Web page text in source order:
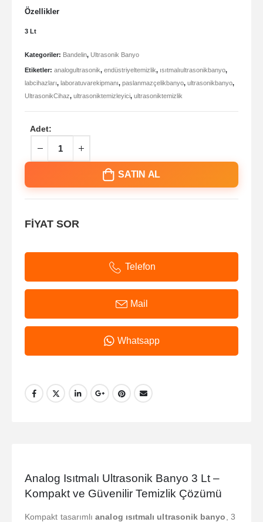
Özellikler
3 Lt
Kategoriler: Bandelin, Ultrasonik Banyo
Etiketler: analogultrasonik, endüstriyeltemizlik, ısıtmalıultrasonikbanyo,
labcihazları, laboratuvarekipmanı, paslanmazçelikbanyo, ultrasonikbanyo,
UltrasonikCihaz, ultrasoniktemizleyici, ultrasoniktemizlik
Adet:
SATIN AL
FİYAT SOR
Telefon
Mail
Whatsapp
Analog Isıtmalı Ultrasonik Banyo 3 Lt –
Kompakt ve Güvenilir Temizlik Çözümü
Kompakt tasarımlıanalog ısıtmalı ultrasonik banyo , 3